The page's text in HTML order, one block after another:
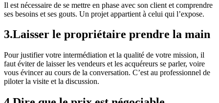
Il est nécessaire de se mettre en phase avec son client et comprendre
ses besoins et ses gouts. Un projet appartient à celui qui l’expose.
3.Laisser le propriétaire prendre la main
Pour justifier votre intermédiation et la qualité de votre mission, il
faut éviter de laisser les vendeurs et les acquéreurs se parler, voire
vous évincer au cours de la conversation. C’est au professionnel de
piloter la visite et la discussion.